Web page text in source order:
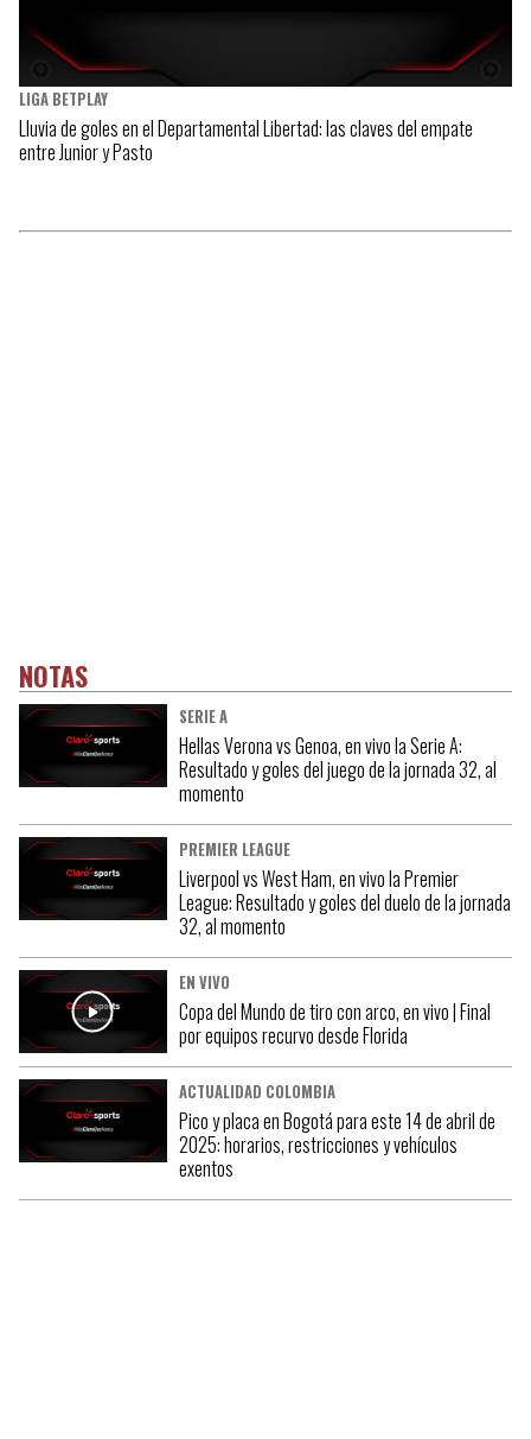
LIGA BETPLAY
Lluvia de goles en el Departamental Libertad: las claves del empate
entre Junior y Pasto
NOTAS
SERIE A
Hellas Verona vs Genoa, en vivo la Serie A:
Resultado y goles del juego de la jornada 32, al
momento
PREMIER LEAGUE
Liverpool vs West Ham, en vivo la Premier
League: Resultado y goles del duelo de la jornada
32, al momento
EN VIVO
Copa del Mundo de tiro con arco, en vivo | Final
por equipos recurvo desde Florida
ACTUALIDAD COLOMBIA
Pico y placa en Bogotá para este 14 de abril de
2025: horarios, restricciones y vehículos
exentos